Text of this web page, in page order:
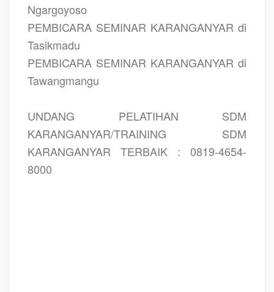
Ngargoyoso
PEMBICARA SEMINAR KARANGANYAR di
Tasikmadu
PEMBICARA SEMINAR KARANGANYAR di
Tawangmangu
UNDANG PELATIHAN SDM
KARANGANYAR/TRAINING SDM
KARANGANYAR TERBAIK : 0819-4654-
8000